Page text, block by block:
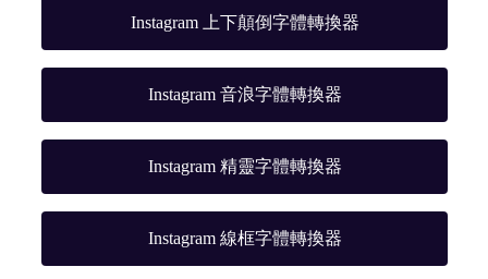
Instagram 上下顛倒字體轉換器
Instagram 音浪字體轉換器
Instagram 精靈字體轉換器
Instagram 線框字體轉換器